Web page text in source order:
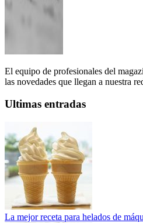
El equipo de profesionales del
las novedades que llegan a nuestra
Ultimas entradas
La mejor receta para helados de